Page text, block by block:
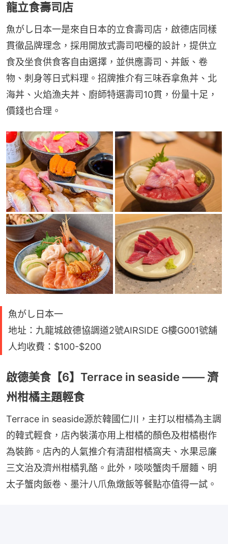
龍立食壽司店
魚がし日本一是來自日本的立食壽司店，啟德店同樣
貫徹品牌理念，採用開放式壽司吧檯的設計，提供立
食及坐食供食客自由選擇，並供應壽司、丼飯、卷
物、刺身等日式料理。招牌推介有三味吞拿魚丼、北
海丼、火焰漁夫丼、廚師特選壽司10貫，份量十足，
價錢也合理。
魚がし日本一
地址：九龍城啟德協調道2號AIRSIDE G樓G001號舖
人均收費：$100-$200
啟德美食【6】Terrace in seaside —— 濟
州柑橘主題輕食
Terrace in seaside源於韓國仁川，主打以柑橘為主調
的韓式輕食，店內裝潢亦用上柑橘的顏色及柑橘樹作
為裝飾。店內的人氣推介有清甜柑橘窩夫、水果忌廉
三文治及濟州柑橘乳酪。此外，啖啖蟹肉千層麵、明
太子蟹肉飯卷、墨汁八爪魚燉飯等餐點亦值得一試。